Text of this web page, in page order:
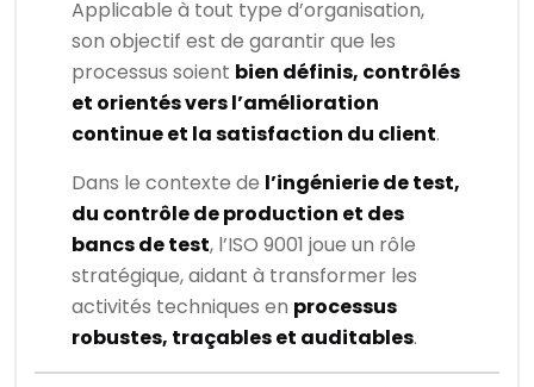
Applicable à tout type d’organisation,
son objectif est de garantir que les
processus soient bien définis, contrôlés
et orientés vers l’amélioration
continue et la satisfaction du client.
Dans le contexte de l’ingénierie de test,
du contrôle de production et des
bancs de test, l’ISO 9001 joue un rôle
stratégique, aidant à transformer les
activités techniques en processus
robustes, traçables et auditables.